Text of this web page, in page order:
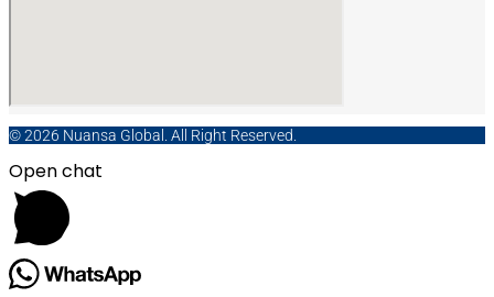
© 2026 Nuansa Global. All Right Reserved.
Open chat